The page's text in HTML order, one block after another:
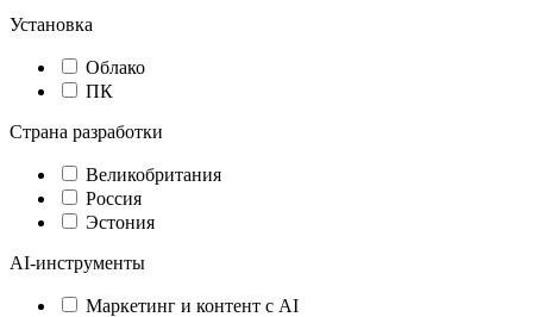
Установка
Облако
ПК
Страна разработки
Великобритания
Россия
Эстония
AI-инструменты
Маркетинг и контент с AI